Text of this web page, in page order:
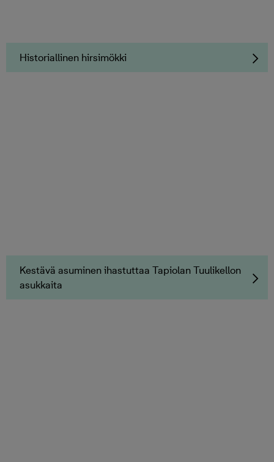
Historiallinen hirsimökki
Kestävä asuminen ihastuttaa Tapiolan Tuulikellon
asukkaita